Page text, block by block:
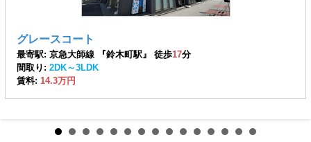
グレースコート
最寄駅: 京急大師線 『鈴木町駅』 徒歩17分
間取り: 2DK～3LDK
賃料: 14.3万円